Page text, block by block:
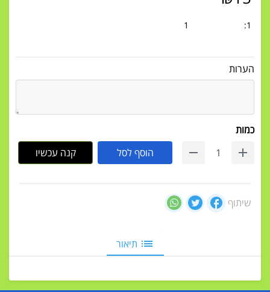
1:
הערות
כמות
הוסף לסל
קנה עכשיו
שיתוף
תיאור